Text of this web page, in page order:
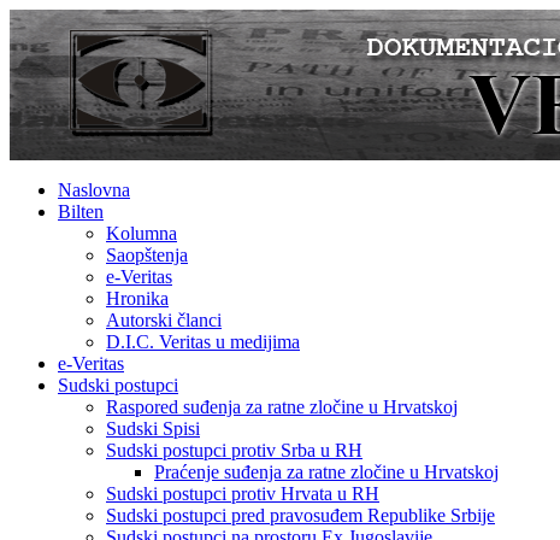
Naslovna
Bilten
Kolumna
Saopštenja
e-Veritas
Hronika
Autorski članci
D.I.C. Veritas u medijima
e-Veritas
Sudski postupci
Raspored suđenja za ratne zločine u Hrvatskoj
Sudski Spisi
Sudski postupci protiv Srba u RH
Praćenje suđenja za ratne zločine u Hrvatskoj
Sudski postupci protiv Hrvata u RH
Sudski postupci pred pravosuđem Republike Srbije